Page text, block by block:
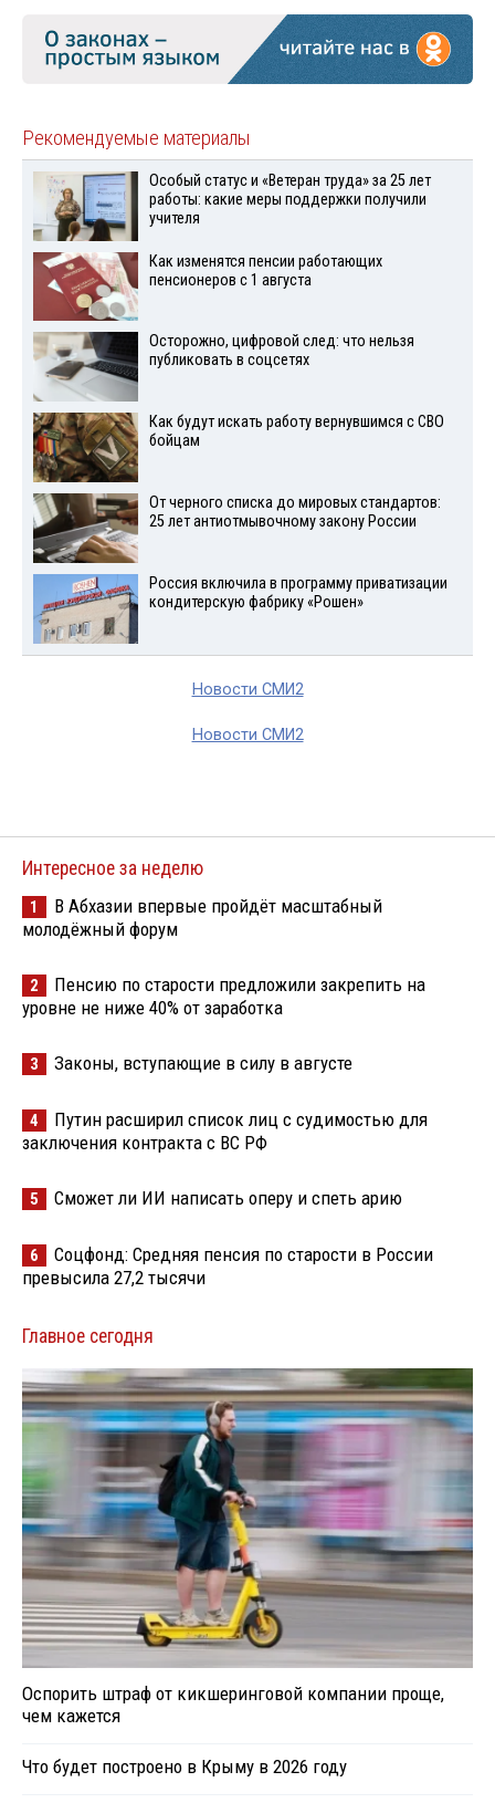
Рекомендуемые материалы
Особый статус и «Ветеран труда» за 25 лет
работы: какие меры поддержки получили
учителя
Как изменятся пенсии работающих
пенсионеров с 1 августа
Осторожно, цифровой след: что нельзя
публиковать в соцсетях
Как будут искать работу вернувшимся с СВО
бойцам
От черного списка до мировых стандартов:
25 лет антиотмывочному закону России
Россия включила в программу приватизации
кондитерскую фабрику «Рошен»
Новости СМИ2
Новости СМИ2
Интересное за неделю
1
В Абхазии впервые пройдёт масштабный
молодёжный форум
2
Пенсию по старости предложили закрепить на
уровне не ниже 40% от заработка
3 Законы, вступающие в силу в августе
4
Путин расширил список лиц с судимостью для
заключения контракта с ВС РФ
5 Сможет ли ИИ написать оперу и спеть арию
6
Соцфонд: Средняя пенсия по старости в России
превысила 27,2 тысячи
Главное сегодня
Оспорить штраф от кикшеринговой компании проще,
чем кажется
Что будет построено в Крыму в 2026 году